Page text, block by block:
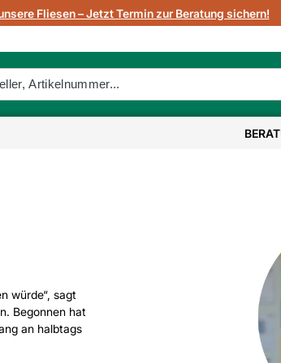
Fliesen – Jetzt Termin zur Beratung sichern!
würde“, sagt
Begonnen hat
an halbtags